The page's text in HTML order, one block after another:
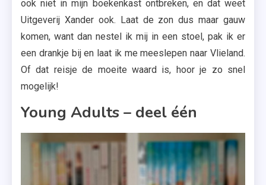
ook niet in mijn boekenkast ontbreken, en dat weet
Uitgeverij Xander ook. Laat de zon dus maar gauw
komen, want dan nestel ik mij in een stoel, pak ik er
een drankje bij en laat ik me meeslepen naar Vlieland.
Of dat reisje de moeite waard is, hoor je zo snel
mogelijk!
Young Adults – deel één